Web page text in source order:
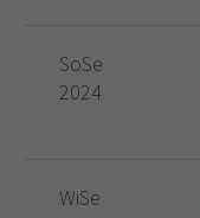
SoSe
2024
WiSe